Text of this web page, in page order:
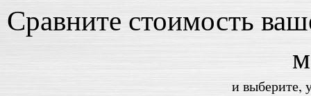
Сравните стоимость
и выберите,